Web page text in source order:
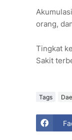
orang,
Tingkat
Sakit
Tags